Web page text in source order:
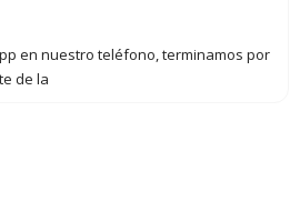
en nuestro teléfono, terminamos por
de la